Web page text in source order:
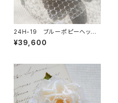
24H-19 ブルーポピーヘッド
ドレス
¥39,600